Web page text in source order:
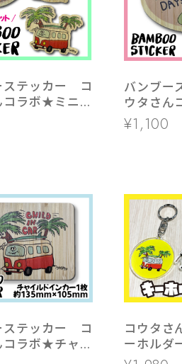
ステッカー コ
コラボ★ミニス
枚セット
バンブー
ウタさん
ぼうや
¥1,100
ステッカー コ
コラボ★チャイ
カー ステッカ
コウタさ
ーホルダ